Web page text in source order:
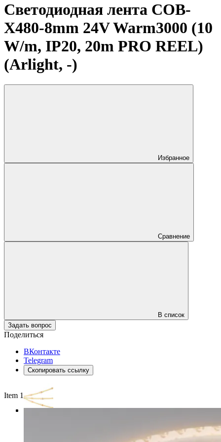
Светодиодная лента COB-
X480-8mm 24V Warm3000 (10
W/m, IP20, 20m PRO REEL)
(Arlight, -)
Избранное
Сравнение
В список
Задать вопрос
Поделиться
ВКонтакте
Telegram
Скопировать ссылку
Item 1 of 3